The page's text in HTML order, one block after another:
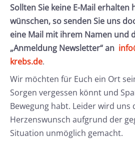
Sollten Sie keine E-Mail erhalten
wünschen, so senden Sie uns
eine Mail mit ihrem Namen und
„Anmeldung Newsletter“ an
krebs.de.
Wir möchten für Euch ein Ort
Sorgen vergessen könnt und
Bewegung habt. Leider wird uns
Herzenswunsch aufgrund der
Situation unmöglich gemacht.